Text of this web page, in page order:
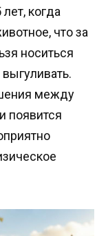
когда
что за
носиться
между
появится